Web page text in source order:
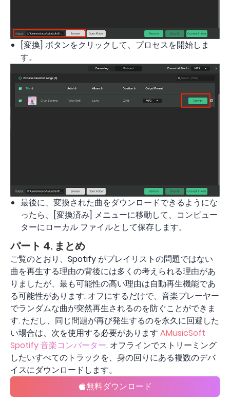
[変換] ボタンをクリックして、プロセスを開始しま
す。
最後に、変換された曲をダウンロードできるようにな
ったら、[変換済み] メニューに移動して、コンピュー
ターにローカル ファイルとして保存します。
パート 4. まとめ
ご覧のとおり、Spotify がプレイリストの問題ではない
曲を再生する理由の背後には多くの考えられる理由があ
りましたが、最も可能性の高い理由は自動再生機能であ
る可能性があります. オフにするだけで、音楽プレーヤー
でランダムな曲が突然再生されるのを防ぐことができま
す. ただし、同じ問題が再び発生するのを永久に回避した
い場合は、次を使用する必要があります AMusicSoft
Spotify 音楽コンバーター. オフラインでストリーミング
したいすべてのトラックを、身の回りにある複数のデバ
イスにダウンロードします。
無料ダウンロード